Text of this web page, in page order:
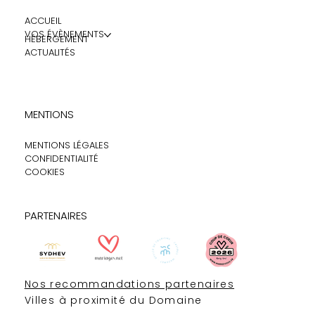
ACCUEIL
VOS ÉVÈNEMENTS
HÉBERGEMENT
ACTUALITÉS
PARTENAIRES
Nos recommandations partenaires
Villes à proximité du Domaine
MENTIONS
MENTIONS LÉGALES
CONFIDENTIALITÉ
COOKIES